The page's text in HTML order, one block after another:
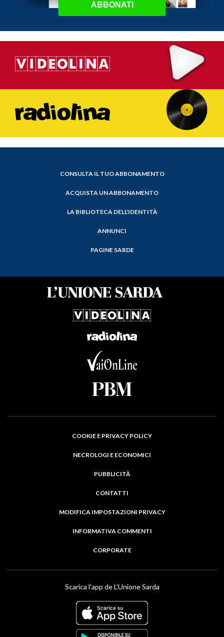
ABBONATI
CONSULTA IL TUO ABBONAMENTO
ACQUISTA UN ABBONAMENTO
LA BIBLIOTECA DELL'IDENTITÀ
ANNUNCI
PAGINE SARDE
COOKIE E PRIVACY POLICY
NECROLOGI E ECONOMICI
PUBBLICITÀ
CONTATTI
MODIFICA IMPOSTAZIONI PRIVACY
INFORMATIVA COMMENTI
CORPORATE
Scarica l'app de L'Unione Sarda